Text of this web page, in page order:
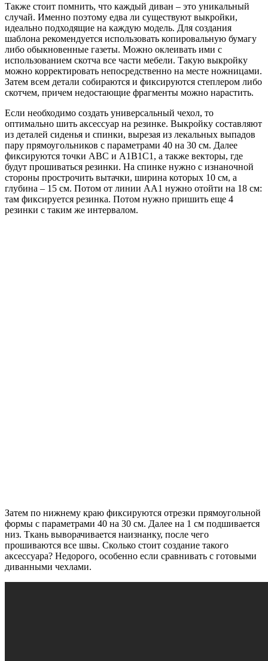
Также стоит помнить, что каждый диван – это уникальный
случай. Именно поэтому едва ли существуют выкройки,
идеально подходящие на каждую модель. Для создания
шаблона рекомендуется использовать копировальную бумагу
либо обыкновенные газеты. Можно оклеивать ими с
использованием скотча все части мебели. Такую выкройку
можно корректировать непосредственно на месте ножницами.
Затем всем детали собираются и фиксируются степлером либо
скотчем, причем недостающие фрагменты можно нарастить.
Если необходимо создать универсальный чехол, то
оптимально шить аксессуар на резинке. Выкройку составляют
из деталей сиденья и спинки, вырезая из лекальных выпадов
пару прямоугольников с параметрами 40 на 30 см. Далее
фиксируются точки ABC и A1B1C1, а также векторы, где
будут прошиваться резинки. На спинке нужно с изнаночной
стороны прострочить вытачки, ширина которых 10 см, а
глубина – 15 см. Потом от линии AA1 нужно отойти на 18 см:
там фиксируется резинка. Потом нужно пришить еще 4
резинки с таким же интервалом.
Затем по нижнему краю фиксируются отрезки прямоугольной
формы с параметрами 40 на 30 см. Далее на 1 см подшивается
низ. Ткань выворачивается наизнанку, после чего
прошиваются все швы. Сколько стоит создание такого
аксессуара? Недорого, особенно если сравнивать с готовыми
диванными чехлами.